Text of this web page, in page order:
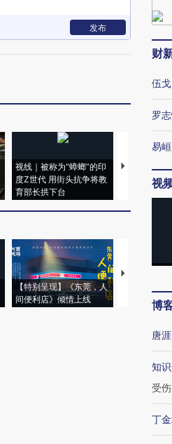
发布
视线｜被称为“蟑螂”的印
度Z世代 用街头抗争将教
育部长拱下台
视线｜“入侵
机”？难民潮
飞地休达
【特别呈现】《东莞，人
间便利店》倾情上线
【推广】走
财
伍戈
罗
易峘
视
博
唐涯
知
受伤
丁